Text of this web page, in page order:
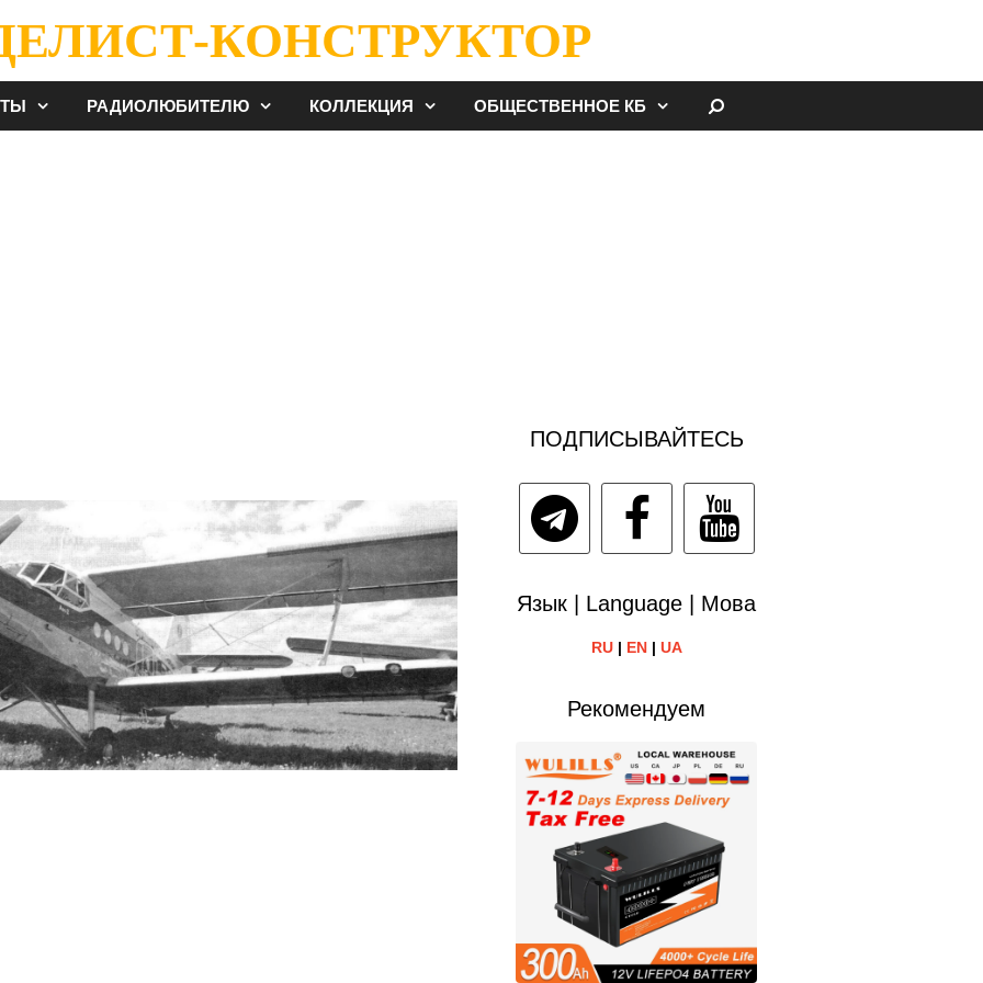
КОНСТРУКТОР
РАДИОЛЮБИТЕЛЮ КОЛЛЕКЦИЯ ОБЩЕСТВЕННОЕ КБ
ПОДПИСЫВАЙТЕСЬ
Язык | Language | Мова
RU| EN| UA
Рекомендуем